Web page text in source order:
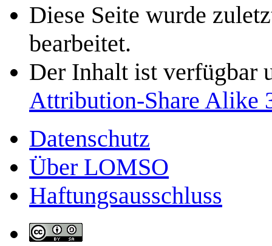
Diese Seite wurde
bearbeitet.
Der Inhalt ist verfügbar
Attribution-Share Alike
Datenschutz
Über LOMSO
Haftungsausschluss